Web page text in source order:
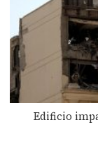
Edificio